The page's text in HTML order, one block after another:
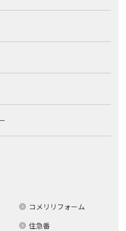
コメリリフォーム
住急番